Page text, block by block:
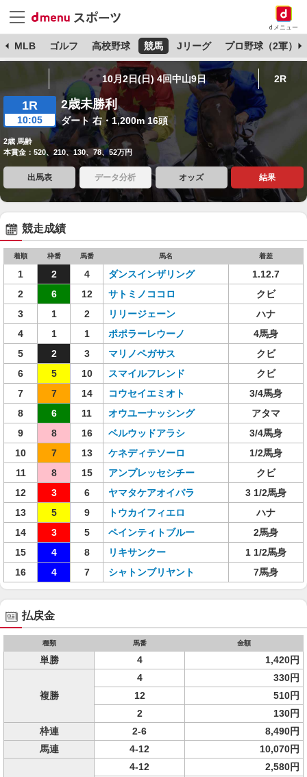
dメニュー
MLB ゴルフ 高校野球 競馬 Jリーグ プロ野球（2軍）
10月2日(日) 4回中山9日 2R
1R
10:05
2歳未勝利
ダート 右・1,200m 16頭
2歳 馬齢
本賞金：520、210、130、78、52万円
出馬表 データ分析 オッズ 結果
競走成績
着順 枠番 馬番 馬名 着差
1 2 4 ダンスインザリング
1.12.7
2
6 12 サトミノココロ
クビ
3
1 2 リリージェーン
ハナ
4
1 1 ポポラーレウーノ
4馬身
5
2 3 マリノペガサス
クビ
6
5 10 スマイルフレンド
クビ
7
7 14 コウセイエミオト
3/4馬身
8
6 11 オウユーナッシング
アタマ
9
8 16 ベルウッドアラシ
3/4馬身
10
7 13 ケネディテソーロ
1/2馬身
11
8 15 アンプレッセシチー
クビ
12
3 6 ヤマタケアオイバラ
3 1/2馬身
13
5 9 トウカイフィエロ
ハナ
14
3 5 ペインティトブルー
2馬身
15
4 8 リキサンクー
1 1/2馬身
16
4 7 シャトンブリヤント 7馬身
払戻金
種類 馬番 金額
単勝 4 1,420円
複勝
4
330円
12
510円
2
130円
枠連
2-6
8,490円
馬連
4-12 10,070円
4-12
2,580円